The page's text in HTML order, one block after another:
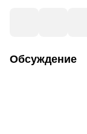
Обсуждение